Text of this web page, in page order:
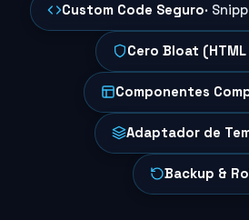
Custom Code Seguro·
Cero Bloat (HTML
Componentes
Adaptador de
Backup &